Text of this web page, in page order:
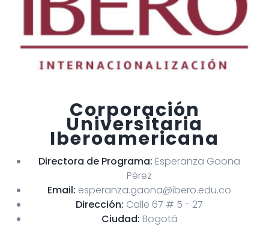
Corporación
Universitaria
Iberoamericana
Directora de Programa: Esperanza Gaona
Pérez
Email: esperanza.gaona@ibero.edu.co
Dirección: Calle 67 # 5 - 27
Ciudad: Bogotá